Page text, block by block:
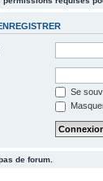
Se
de forum.